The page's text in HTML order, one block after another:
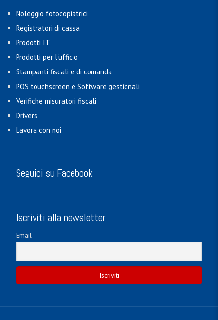
Noleggio fotocopiatrici
Registratori di cassa
Prodotti IT
Prodotti per l'ufficio
Stampanti fiscali e di comanda
POS touchscreen e Software gestionali
Verifiche misuratori fiscali
Drivers
Lavora con noi
Seguici su Facebook
Iscriviti alla newsletter
Email